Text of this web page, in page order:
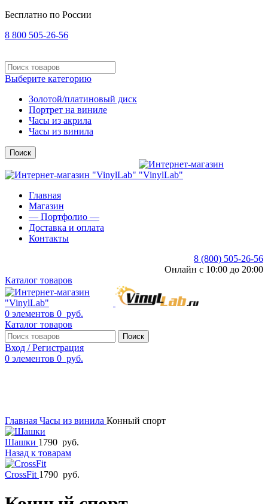
Бесплатно по России
8 800 505-26-56
Выберите категорию
Золотой/платиновый диск
Портрет на виниле
Часы из акрила
Часы из винила
Поиск
Главная
Магазин
— Портфолио —
Доставка и оплата
Контакты
8 (800) 505-26-56
Онлайн с 10:00 до 20:00
Каталог товаров
0 элементов 0 руб.
Каталог товаров
Поиск
Вход / Регистрация
0 элементов 0 руб.
Главная Часы из винила Конный спорт
Шашки 1790 руб.
Назад к товарам
CrossFit 1790 руб.